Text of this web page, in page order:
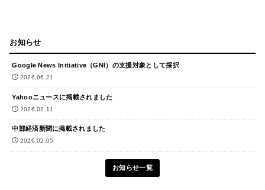
お知らせ
Google News Initiative（GNI）の支援対象として採択
2026.06.21
Yahooニュースに掲載されました
2026.02.11
中部経済新聞に掲載されました
2026.02.05
お知らせ一覧